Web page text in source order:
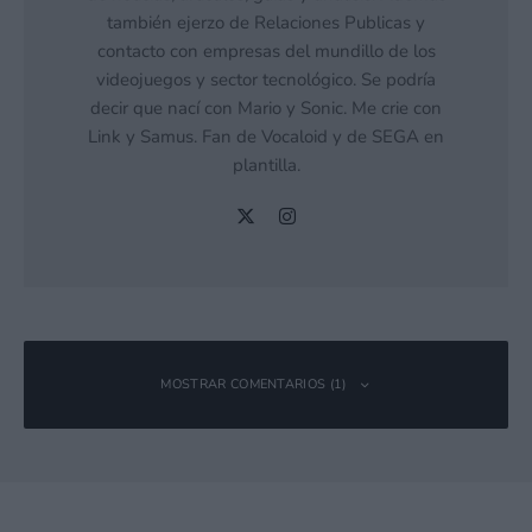
también ejerzo de Relaciones Publicas y
contacto con empresas del mundillo de los
videojuegos y sector tecnológico. Se podría
decir que nací con Mario y Sonic. Me crie con
Link y Samus. Fan de Vocaloid y de SEGA en
plantilla.
MOSTRAR COMENTARIOS (1)